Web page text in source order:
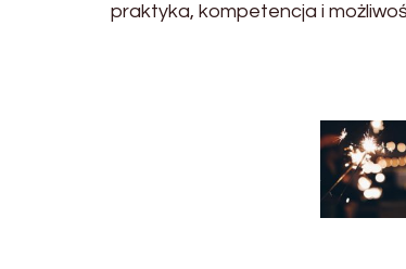
praktyka, kompetencja i